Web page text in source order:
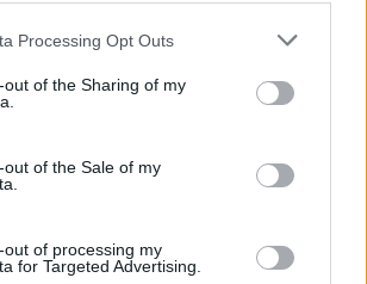
website/app uses one or more Google
visit or usage behaviour. You may click to
to Google and its third-party tags to
specified purposes in below Google
Processing Opt Outs
out of the Sharing of my
out of the Sale of my
out of processing my
for Targeted Advertising.
a Yamahával érte el.
a harmadik bajnoki cím négy éven belül
miután Randy Krummenacher 2019-ben
0,006 másodperccel verte meg
az első futamon Misanóban. Ez
célba érkezés a történelemben.
haladt át a célvonalon, azonban az